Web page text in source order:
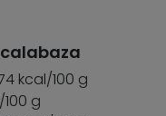
calabaza
kcal/100 g
g